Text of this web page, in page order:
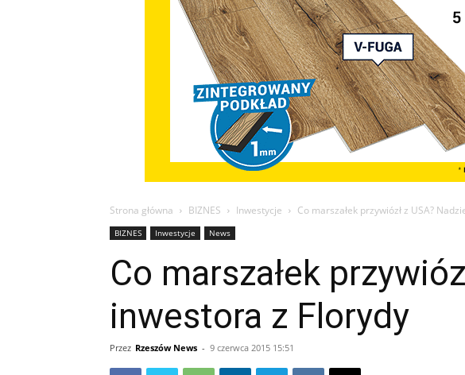
Strona główna BIZNES Inwestycje Co marszałek przywiózł z USA?
BIZNES Inwestycje News
Co marszałek
inwestora z Florydy
Przez Rzeszów News - 9 czerwca 2015 15:51